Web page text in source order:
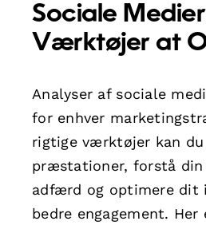
Sociale
Værktøjer at
Analyser af sociale
for enhver
rigtige værktøjer kan
præstationer, forstå din
adfærd og optimere dit
bedre engagement. Her